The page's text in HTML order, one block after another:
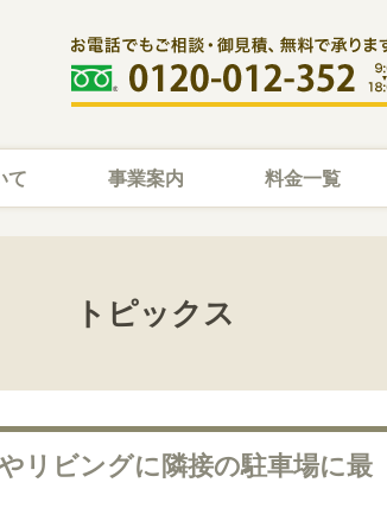
て 事業案内 料金一覧
トピックス
リビングに隣接の駐車場に最